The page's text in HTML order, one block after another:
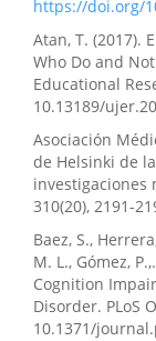
https://doi.org/
Atan, T. (2017).
Who Do and
Educational
10.13189/
Asociación
de Helsinki de
investigaciones
310(20), 2191-
Baez, S.,
M. L., Gómez,
Cognition
Disorder. PLoS
10.1371/